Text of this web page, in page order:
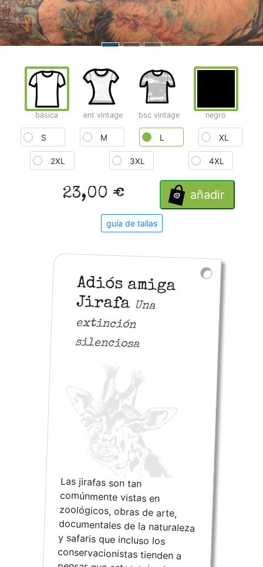
Adiós amiga
Jirafa Una
extinción
silenciosa
Las jirafas son tan
comúnmente vistas en
zoológicos, obras de arte,
documentales de la naturaleza
y safaris que incluso los
conservacionistas tienden a
pensar que estos animales son
básica ent vintage bsc vintage negro
S M L XL
2XL 3XL 4XL
23,00 € añadir
guía de tallas